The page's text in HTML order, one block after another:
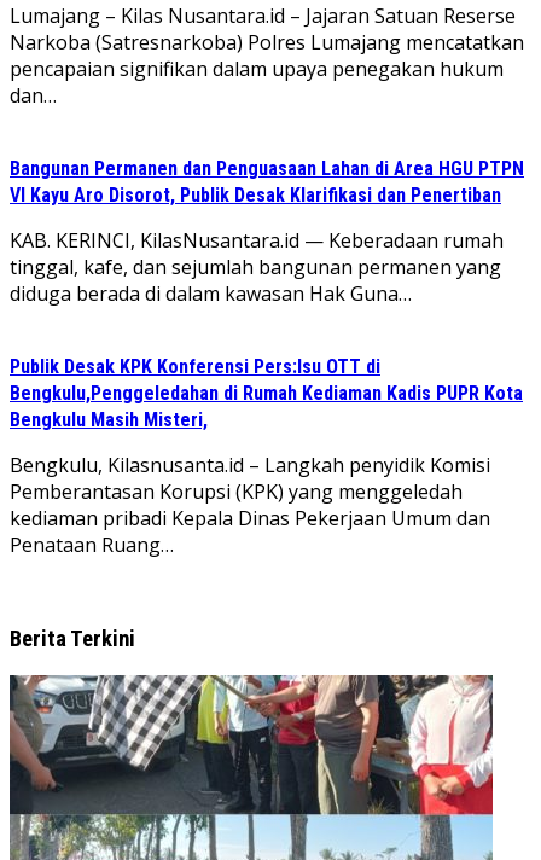
Lumajang – Kilas Nusantara.id – Jajaran Satuan Reserse
Narkoba (Satresnarkoba) Polres Lumajang mencatatkan
pencapaian signifikan dalam upaya penegakan hukum
dan…
Bangunan Permanen dan Penguasaan Lahan di Area HGU PTPN
VI Kayu Aro Disorot, Publik Desak Klarifikasi dan Penertiban
KAB. KERINCI, KilasNusantara.id — Keberadaan rumah
tinggal, kafe, dan sejumlah bangunan permanen yang
diduga berada di dalam kawasan Hak Guna…
Publik Desak KPK Konferensi Pers:Isu OTT di
Bengkulu,Penggeledahan di Rumah Kediaman Kadis PUPR Kota
Bengkulu Masih Misteri,
Bengkulu, Kilasnusanta.id – Langkah penyidik Komisi
Pemberantasan Korupsi (KPK) yang menggeledah
kediaman pribadi Kepala Dinas Pekerjaan Umum dan
Penataan Ruang…
Berita Terkini